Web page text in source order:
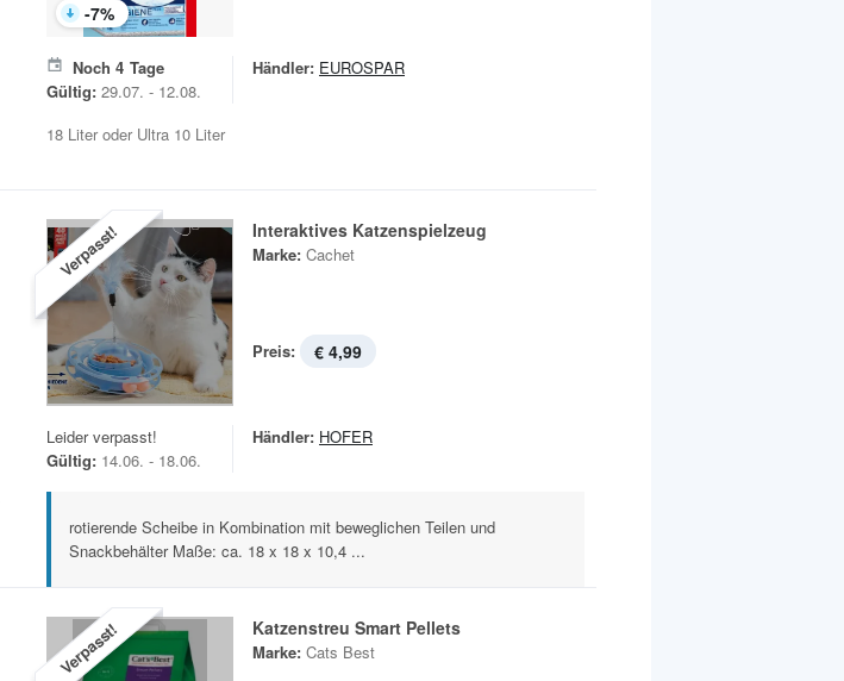
-7%
Noch 4 Tage
Gültig: 29.07. - 12.08.
Händler: EUROSPAR
18 Liter oder Ultra 10 Liter
Verpasst! Interaktives Katzenspielzeug
Marke: Cachet
Preis: € 4,99
Leider verpasst!
Gültig: 14.06. - 18.06.
Händler: HOFER
rotierende Scheibe in Kombination mit beweglichen Teilen und
Snackbehälter Maße: ca. 18 x 18 x 10,4 ...
Verpasst! Katzenstreu Smart Pellets
Marke: Cats Best